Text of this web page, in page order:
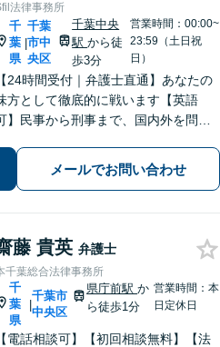
法律事務所
千
葉
県
|
千葉
市中
央区
千葉中央
駅から徒
歩3分
営業時間：00:00~
23:59（土日祝
日）
【24時間受付｜弁護士直通】あなたの
方として徹底的に戦います【英語
】民事から刑事まで、国内外を問わ
タル証拠・資産対応】ソーシャルワー
カー兼司法書士と連携【法テラス・WE
メールでお問い合わせ
藤 貴英 弁護士
千葉総合法律事務所
千
葉
県
|
千葉市
中央区
県庁前駅か
ら徒歩1分
営業時間：本
日定休日
【電話相談可】【初回相談無料】【法